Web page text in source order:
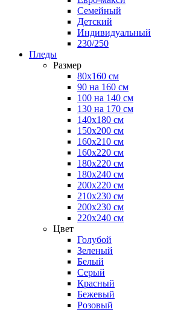
Семейный
Детский
Индивидуальный
230/250
Пледы
Размер
80х160 см
90 на 160 см
100 на 140 см
130 на 170 см
140х180 см
150х200 см
160х210 см
160х220 см
180х220 см
180х240 см
200х220 см
210х230 см
200х230 см
220х240 см
Цвет
Голубой
Зеленый
Белый
Серый
Красный
Бежевый
Розовый